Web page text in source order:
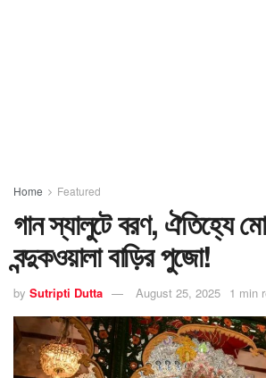
Home Featured
গান স্যালুটে বরণ, ঐতিহ্যে
বন্দুকওয়ালা বাড়ির পুজো!
by Sutripti Dutta August 25, 2025 1 min